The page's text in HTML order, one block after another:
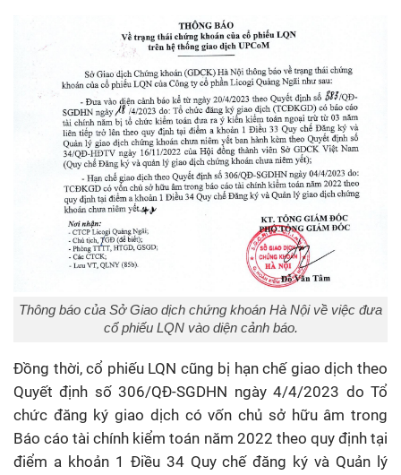
Thông báo của Sở Giao dịch chứng khoán Hà Nội về việc đưa
cổ phiếu LQN vào diện cảnh báo.
Đồng thời, cổ phiếu LQN cũng bị hạn chế giao dịch theo
Quyết định số 306/QĐ-SGDHN ngày 4/4/2023 do Tổ
chức đăng ký giao dịch có vốn chủ sở hữu âm trong
Báo cáo tài chính kiểm toán năm 2022 theo quy định tại
điểm a khoản 1 Điều 34 Quy chế đăng ký và Quản lý